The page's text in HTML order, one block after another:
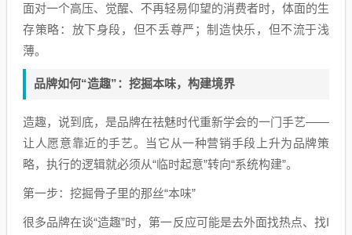
面对一个高压、觉醒、不再轻易仰望的消费者时，体面的生
存策略：放下身段，但不丢尊严；制造快乐，但不流于浅
薄。
品牌如何“造趣”：挖掘本味，构建境界
造趣，说到底，是品牌在祛魅时代重新学会的一门手艺——
让人愿意靠近的手艺。当它从一种营销手段上升为品牌策
略，执行的逻辑就必须从“临时起意”转向“系统构建”。
第一步：挖掘骨子里的那丝“本味”
很多品牌在谈“造趣”时，第一反应可能是去外面找热点、找I